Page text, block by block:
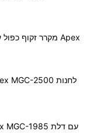
מקרר זקוף כפול עם דלת הזזה בצבע לבן של Apex